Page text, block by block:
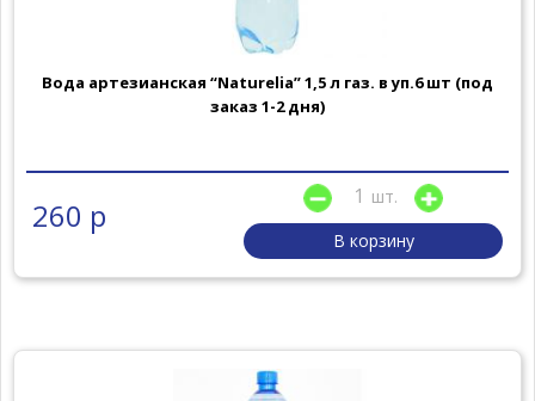
Вода артезианская “Naturelia” 1,5 л газ. в уп.6 шт (под
заказ 1-2 дня)
260 р
шт.
В корзину